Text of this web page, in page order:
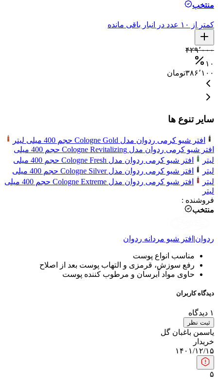
منتخب
کمتر از ۱۰ عدد در انبار باقی مانده
۴۲۹٬۰۰۰
۱۰
۳۸۶٬۱۰۰تومان
سایر تنوع ها
افتر شیو کرمی ردوان مدل Cologne Gold حجم 400 میلی لیتر
افتر شیو کرمی ردوان مدل Cologne Revitalizing حجم 400 میلی
لیتر
افتر شیو کرمی ردوان مدل Cologne Fresh حجم 400 میلی
لیتر
افتر شیو کرمی ردوان مدل Cologne Silver حجم 400 میلی
لیتر
افتر شیو کرمی ردوان مدل Cologne Extreme حجم 400 میلی
لیتر
فروشنده :
منتخب
ردوان| افتر شیو مردانه ردوان
مناسب انواع پوست
رفع سوزش، قرمزی و التهاب پوست بعد از اصلاح
حاوی مواد آبرسان و مرطوب کننده پوست
دیدگاه کاربران
۱ دیدگاه
ثبت نظر
یاسمن باغبان گل
خریدار
۱۴۰۱/۱۲/۱۵
۵